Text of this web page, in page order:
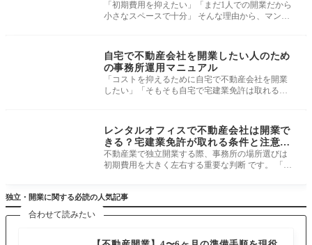
「初期費用を抑えたい」「まだ1人での開業だから
小さなスペースで十分」 そんな理由から、マンシ
自宅で不動産会社を開業したい人のため
の事務所運用マニュアル
「コストを抑えるために自宅で不動産会社を開業
したい」「そもそも自宅で宅建業免許は取れるの
レンタルオフィスで不動産会社は開業で
きる？宅建業免許が取れる条件と注意点
【2026年版】
不動産業で独立開業する際、事務所の場所選びは
初期費用を大きく左右する重要な判断 です。 「初
独立・開業に関する必読の人気記事
合わせて読みたい